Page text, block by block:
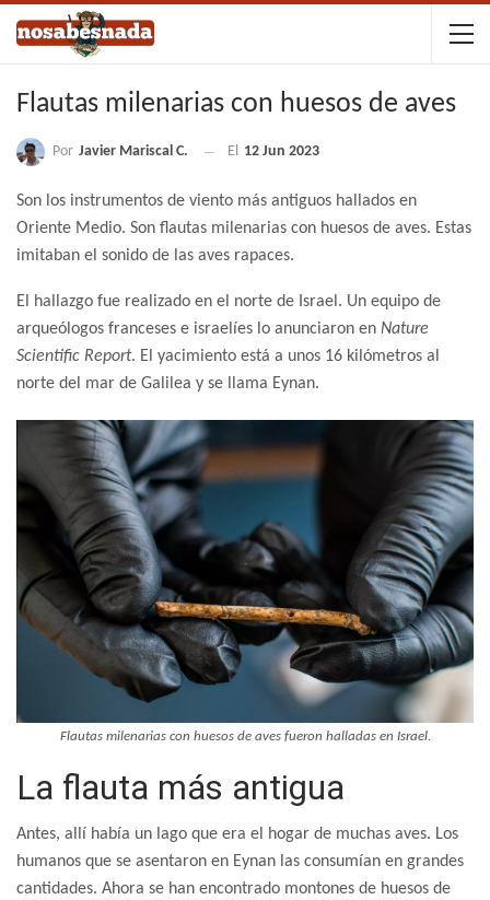
Flautas milenarias con huesos de aves
Por Javier Mariscal C. El 12 Jun 2023
Son los instrumentos de viento más antiguos hallados en
Oriente Medio. Son flautas milenarias con huesos de aves. Estas
imitaban el sonido de las aves rapaces.
El hallazgo fue realizado en el norte de Israel. Un equipo de
arqueólogos franceses e israelíes lo anunciaron en Nature
Scientific Report. El yacimiento está a unos 16 kilómetros al
norte del mar de Galilea y se llama Eynan.
Flautas milenarias con huesos de aves fueron halladas en Israel.
La flauta más antigua
Antes, allí había un lago que era el hogar de muchas aves. Los
humanos que se asentaron en Eynan las consumían en grandes
cantidades. Ahora se han encontrado montones de huesos de